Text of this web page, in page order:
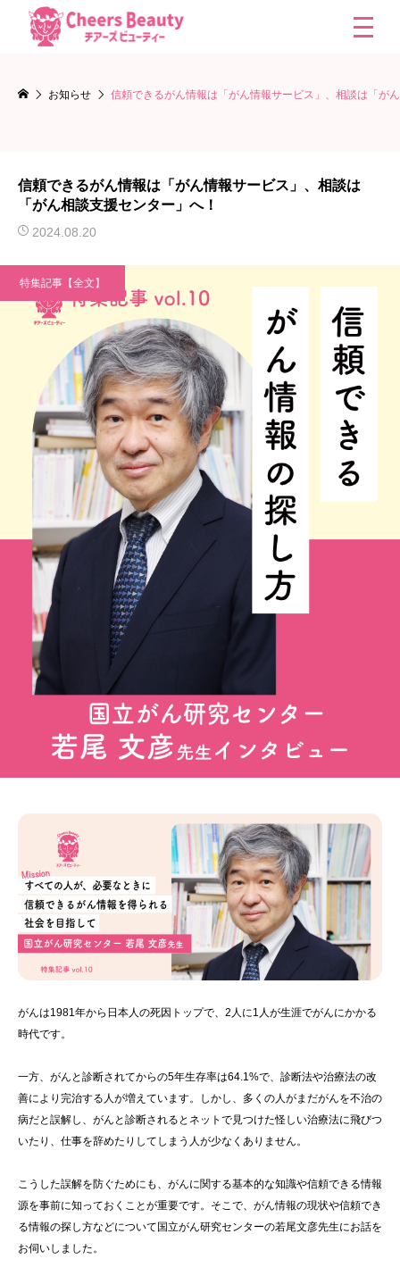
お知らせ 信頼できるがん情報は「がん情報サービス」、相談は「が
信頼できるがん情報は「がん情報サービス」、相談は
「がん相談支援センター」へ！
2024.08.20
特集記事【全文】
がんは1981年から日本人の死因トップで、2人に1人が生涯でがんにかかる
時代です。
一方、がんと診断されてからの5年生存率は64.1%で、診断法や治療法の改
善により完治する人が増えています。しかし、多くの人がまだがんを不治の
病だと誤解し、がんと診断されるとネットで見つけた怪しい治療法に飛びつ
いたり、仕事を辞めたりしてしまう人が少なくありません。
こうした誤解を防ぐためにも、がんに関する基本的な知識や信頼できる情報
源を事前に知っておくことが重要です。そこで、がん情報の現状や信頼でき
る情報の探し方などについて国立がん研究センターの若尾文彦先生にお話を
お伺いしました。